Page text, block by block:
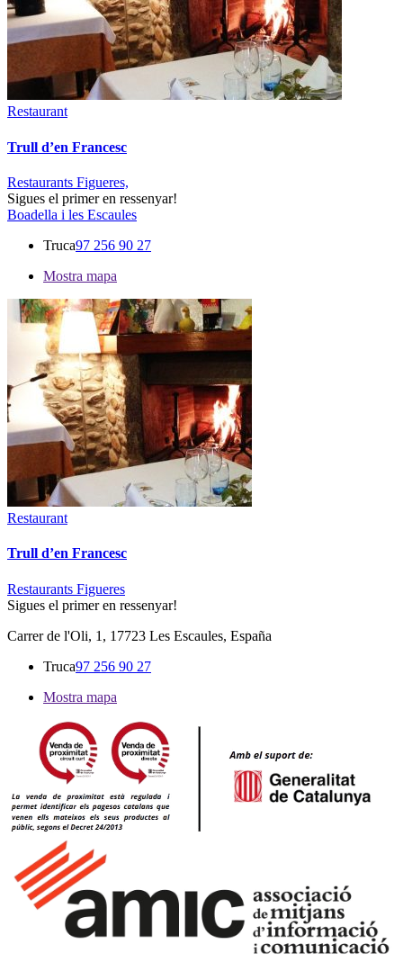
Restaurant
Trull d’en Francesc
Restaurants Figueres,
Sigues el primer en ressenyar!
Boadella i les Escaules
Truca97 256 90 27
Mostra mapa
Restaurant
Trull d’en Francesc
Restaurants Figueres
Sigues el primer en ressenyar!
Carrer de l'Oli, 1, 17723 Les Escaules, España
Truca97 256 90 27
Mostra mapa